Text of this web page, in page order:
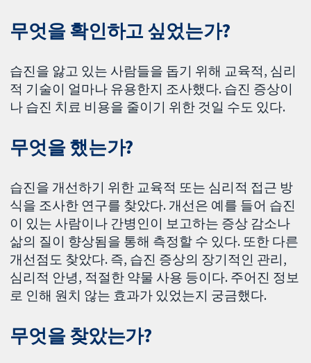
무엇을 확인하고 싶었는가?
습진을 앓고 있는 사람들을 돕기 위해 교육적, 심리
적 기술이 얼마나 유용한지 조사했다. 습진 증상이
나 습진 치료 비용을 줄이기 위한 것일 수도 있다.
무엇을 했는가?
습진을 개선하기 위한 교육적 또는 심리적 접근 방
식을 조사한 연구를 찾았다. 개선은 예를 들어 습진
이 있는 사람이나 간병인이 보고하는 증상 감소나
삶의 질이 향상됨을 통해 측정할 수 있다. 또한 다른
개선점도 찾았다. 즉, 습진 증상의 장기적인 관리,
심리적 안녕, 적절한 약물 사용 등이다. 주어진 정보
로 인해 원치 않는 효과가 있었는지 궁금했다.
무엇을 찾았는가?